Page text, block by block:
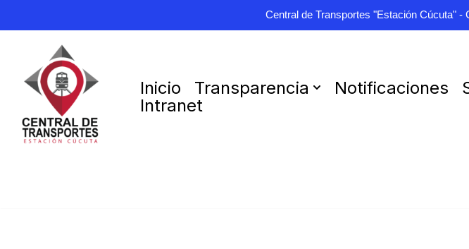
Central de Transportes "Estación Cúcuta" -
Saltar
contenido
Inicio Transparencia Notificaciones
Intranet